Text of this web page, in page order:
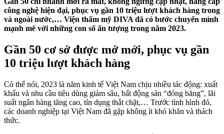
công nghệ hiện đại, phục vụ gần 10 triệu lượt khách hàng trong
và ngoài nước,… Viện thẩm mỹ DIVA đã có bước chuyển mình
mạnh mẽ với những con số ấn tượng trong năm 2023.
Gần 50 cơ sở được mở mới, phục vụ gần
10 triệu lượt khách hàng
Có thể nói, 2023 là năm kinh tế Việt Nam chịu nhiều tác động: xuất
khẩu và nhu cầu tiêu dùng giảm sâu, bất động sản “đóng băng”, lãi
suất ngân hàng tăng cao, tín dụng thắt chặt,… Trước tình hình đó,
các doanh nghiệp tại Việt Nam đã gặp không ít khó khăn và thách
thức.